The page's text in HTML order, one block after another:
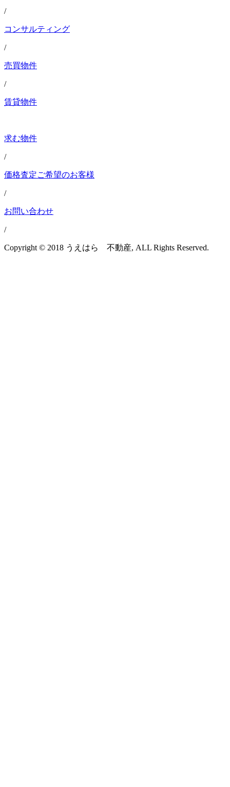
/
コンサルティング
/
売買物件
/
賃貸物件
求む物件
/
価格査定ご希望のお客様
/
お問い合わせ
/
Copyright © 2018 うえはら 不動産, ALL Rights Reserved.